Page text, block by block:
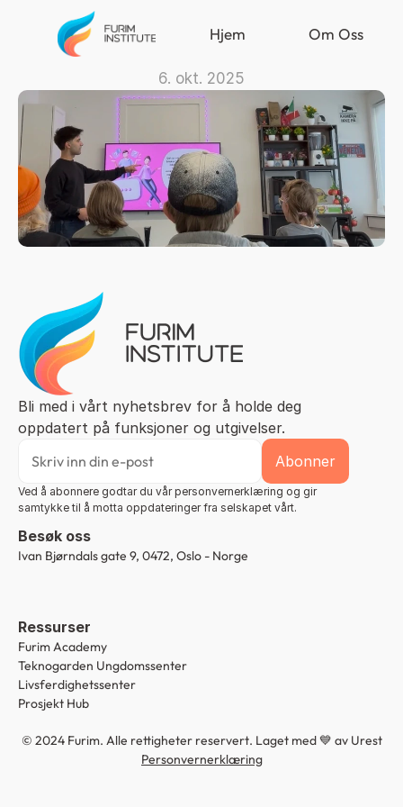
Hjem Om Oss
6. okt. 2025
Bli med i vårt nyhetsbrev for å holde deg
oppdatert på funksjoner og utgivelser.
Ved å abonnere godtar du vår personvernerklæring og gir
samtykke til å motta oppdateringer fra selskapet vårt.
Besøk oss
Ivan Bjørndals gate 9, 0472, Oslo - Norge
Ressurser
Furim Academy
Teknogarden Ungdomssenter
Livsferdighetssenter
Prosjekt Hub
© 2024 Furim. Alle rettigheter reservert. Laget med 💙 av Urest
Personvernerklæring